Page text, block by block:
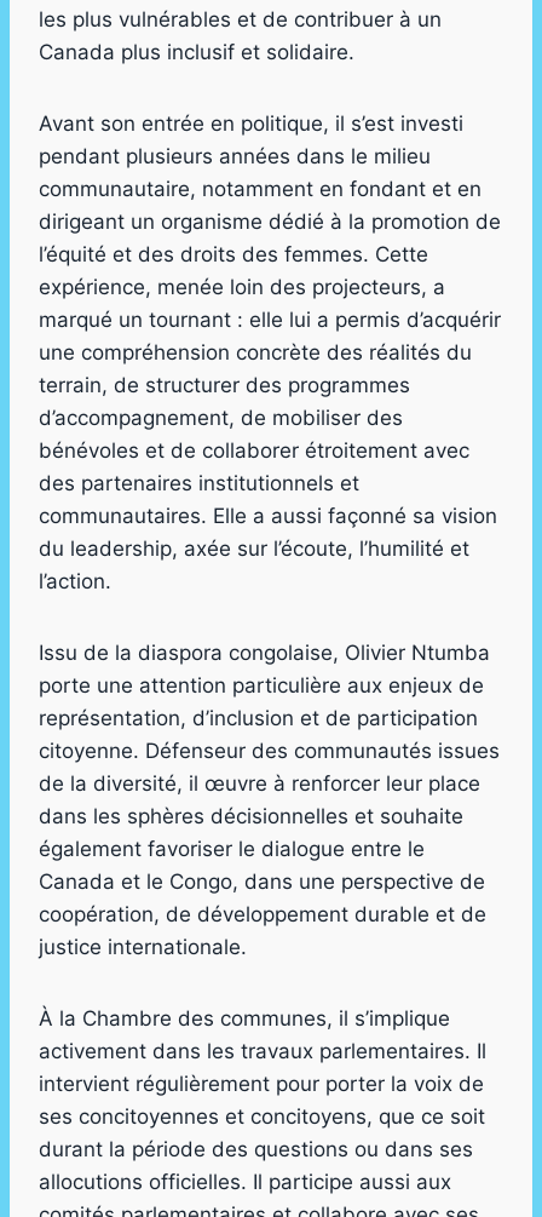
les plus vulnérables et de contribuer à un
Canada plus inclusif et solidaire.
Avant son entrée en politique, il s’est investi
pendant plusieurs années dans le milieu
communautaire, notamment en fondant et en
dirigeant un organisme dédié à la promotion de
l’équité et des droits des femmes. Cette
expérience, menée loin des projecteurs, a
marqué un tournant : elle lui a permis d’acquérir
une compréhension concrète des réalités du
terrain, de structurer des programmes
d’accompagnement, de mobiliser des
bénévoles et de collaborer étroitement avec
des partenaires institutionnels et
communautaires. Elle a aussi façonné sa vision
du leadership, axée sur l’écoute, l’humilité et
l’action.
Issu de la diaspora congolaise, Olivier Ntumba
porte une attention particulière aux enjeux de
représentation, d’inclusion et de participation
citoyenne. Défenseur des communautés issues
de la diversité, il œuvre à renforcer leur place
dans les sphères décisionnelles et souhaite
également favoriser le dialogue entre le
Canada et le Congo, dans une perspective de
coopération, de développement durable et de
justice internationale.
À la Chambre des communes, il s’implique
activement dans les travaux parlementaires. Il
intervient régulièrement pour porter la voix de
ses concitoyennes et concitoyens, que ce soit
durant la période des questions ou dans ses
allocutions officielles. Il participe aussi aux